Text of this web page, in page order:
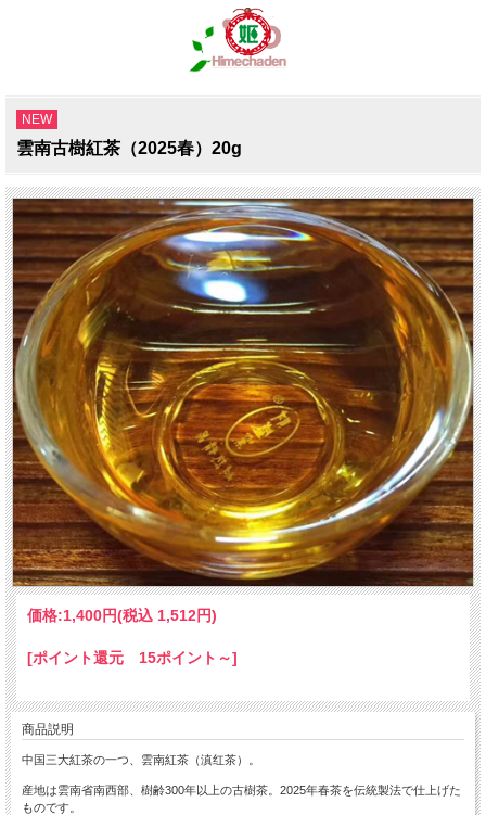
NEW
雲南古樹紅茶（2025春）20g
価格:1,400円(税込 1,512円)
[ポイント還元 15ポイント～]
商品説明
中国三大紅茶の一つ、雲南紅茶（滇红茶）。
産地は雲南省南西部、樹齢300年以上の古樹茶。2025年春茶を伝統製法で仕上げた
ものです。